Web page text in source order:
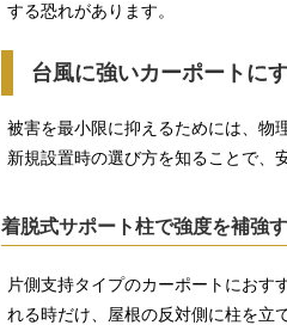
する恐れがあります。
台風に強いカーポートに
被害を最小限に抑えるためには、物
新規設置時の選び方を知ることで、
着脱式サポート柱で強度を補強
片側支持タイプのカーポートにおす
れる時だけ、屋根の反対側に柱を立